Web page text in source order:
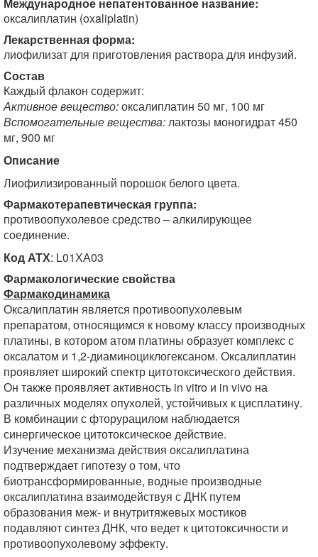
оксалиплатин (oxaliplatin)
Лекарственная форма:
лиофилизат для приготовления раствора для инфузий.
Состав
Каждый флакон содержит:
Активное вещество:оксалиплатин 50 мг, 100 мг
Вспомогательные вещества:лактозы моногидрат 450
мг, 900 мг
Описание
Лиофилизированный порошок белого цвета.
Фармакотерапевтическая группа:
противоопухолевое средство – алкилирующее
соединение.
Код АТХ: L01ХА03
Фармакологические свойства
Фармакодинамика
Оксалиплатин является противоопухолевым
препаратом, относящимся к новому классу производных
платины, в котором атом платины образует комплекс с
оксалатом и 1,2-диаминоциклогексаном. Оксалиплатин
проявляет широкий спектр цитотоксического действия.
Он также проявляет активность in vitro и in vivo на
различных моделях опухолей, устойчивых к цисплатину.
В комбинации с фторурацилом наблюдается
синергическое цитотоксическое действие.
Изучение механизма действия оксалиплатина
подтверждает гипотезу о том, что
биотрансформированные, водные производные
оксалиплатина взаимодействуя с ДНК путем
образования меж- и внутритяжевых мостиков
подавляют синтез ДНК, что ведет к цитотоксичности и
противоопухолевому эффекту.